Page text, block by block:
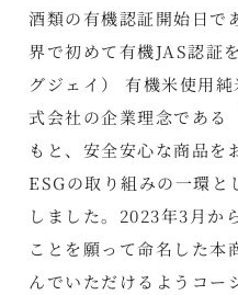
酒類の有機認証開始日で
界で初めて有機JAS認証
グジェイ） 有機米使用
式会社の企業理念である
もと、安全安心な商品を
ESGの取り組みの一環と
しました。2023年3月か
ことを願って命名した本
んでいただけるようコー